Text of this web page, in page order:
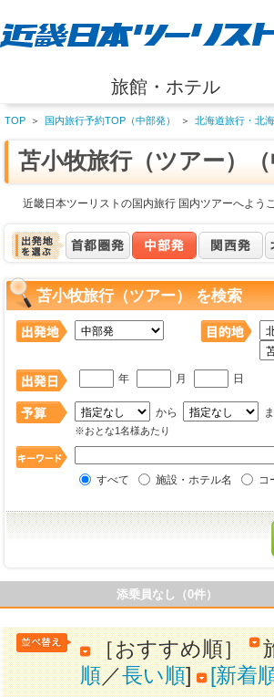
旅館・ホテル
TOP ＞ 国内旅行予約TOP（中部発） ＞ 北海道旅行・北
苫小牧旅行（ツアー）（
近畿日本ツーリストの国内旅行 国内ツアーへよう
苫小牧旅行（ツアー） を検索
年 月 日
から
※おとな1名様あたり
すべて 施設・ホテル名 コ
添乗員なし（0件）
［おすすめ順］
順／長い順] [新着